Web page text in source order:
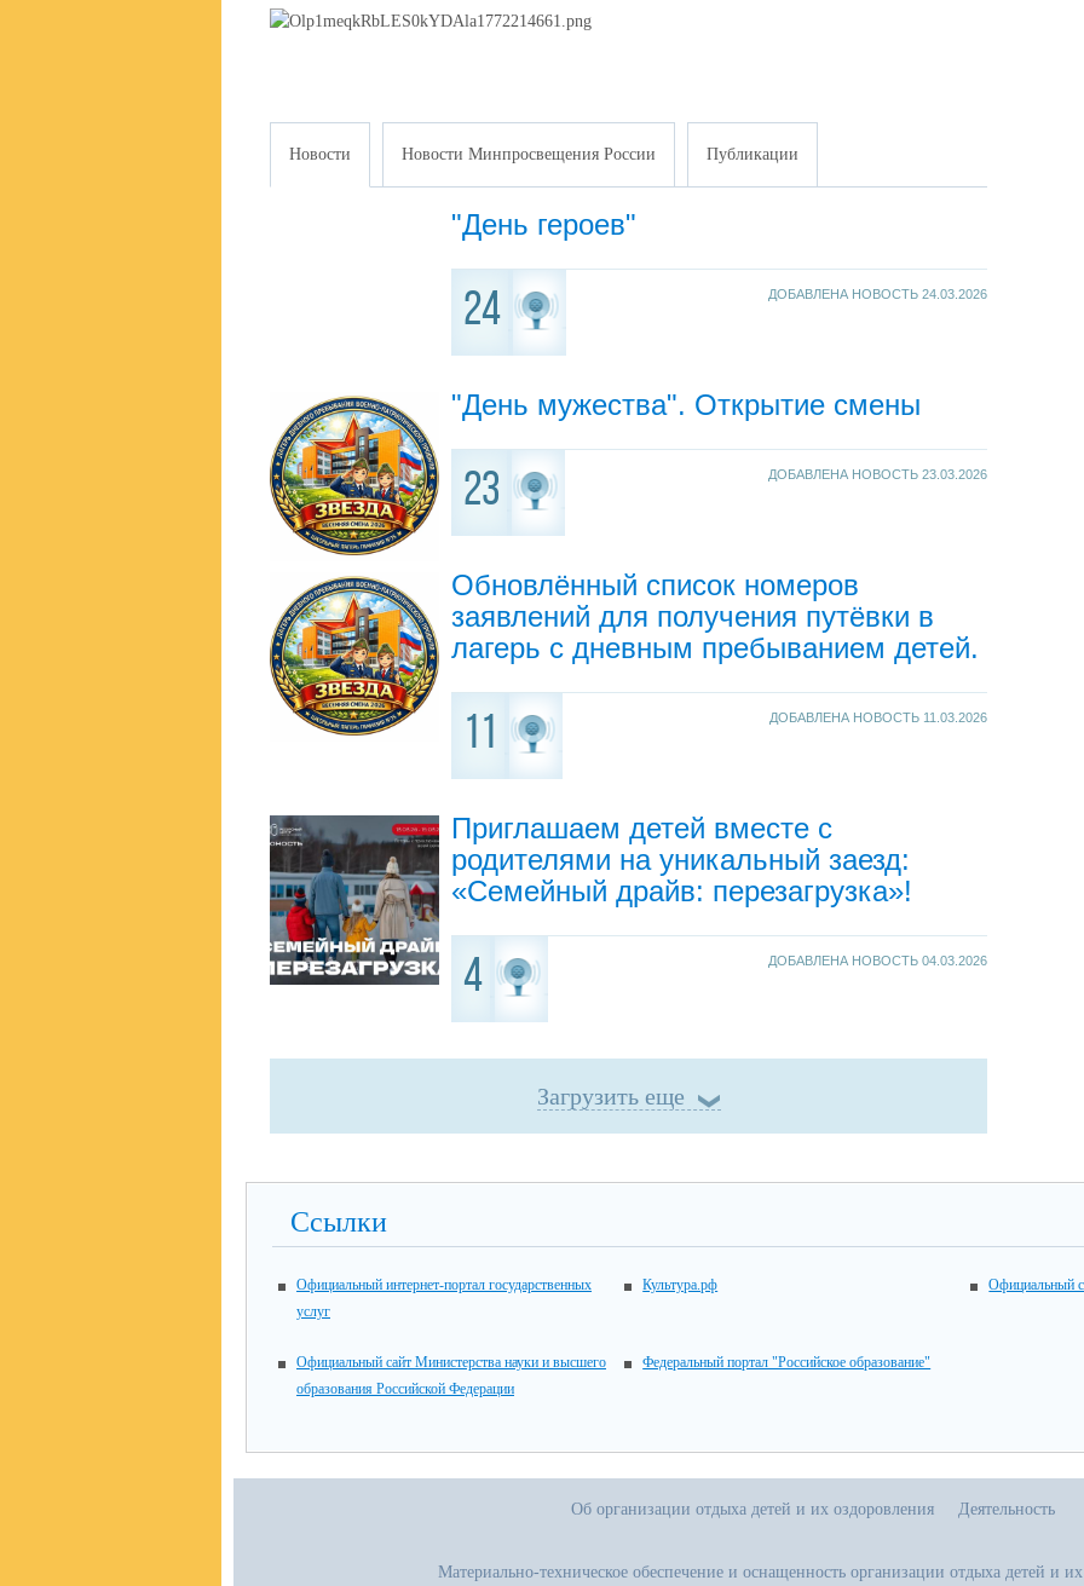
Новости Новости Минпросвещения России Публикации
"День героев"
24 ДОБАВЛЕНА НОВОСТЬ 24.03.2026
"День мужества". Открытие смены
23 ДОБАВЛЕНА НОВОСТЬ 23.03.2026
Обновлённый список номеров
заявлений для получения путёвки в
лагерь с дневным пребыванием детей.
11 ДОБАВЛЕНА НОВОСТЬ 11.03.2026
Приглашаем детей вместе с
родителями на уникальный заезд:
«Семейный драйв: перезагрузка»!
4 ДОБАВЛЕНА НОВОСТЬ 04.03.2026
Загрузить еще
Ссылки
Официальный интернет-портал государственных
услуг
Культура.рф Официальный
Официальный сайт Министерства науки и высшего
образования Российской Федерации
Федеральный портал "Российское образование"
Об организации отдыха детей и их оздоровления Деятельность
Материально-техническое обеспечение и оснащенность организации отдыха детей и